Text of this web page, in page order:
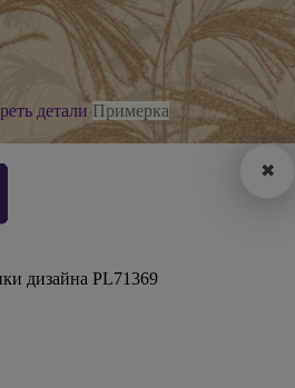
детали Примерка
✖
дизайна PL71369